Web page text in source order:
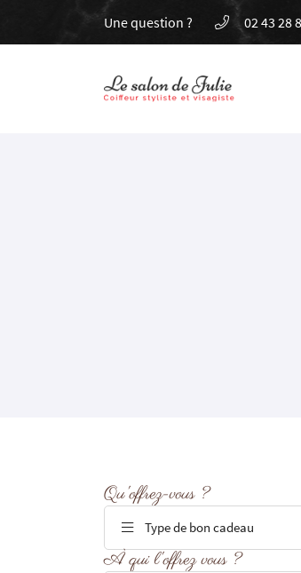
Une question ? 02 43 28
4 RUE DU VERT GALANT
02 43 28 81 97
En cochant cette case, vous consentez à recevoir nos
email indiqué ci-dessus. Vous pouvez vous désinscrire à
Inscription
Qu'offrez-vous ?
 Type de bon cadeau
À qui l'offrez vous ?